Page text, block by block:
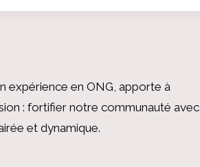
expérience en ONG, apporte à
: fortifier notre communauté avec
et dynamique.